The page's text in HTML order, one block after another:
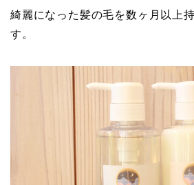
綺麗になった髪の毛を数ヶ月以上
す。